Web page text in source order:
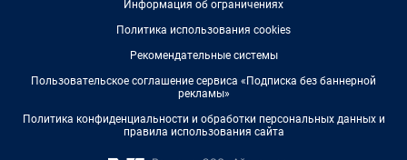
Информация об ограничениях
Политика использования cookies
Рекомендательные системы
Пользовательское соглашение сервиса «Подписка без баннерной
рекламы»
Политика конфиденциальности и обработки персональных данных и
правила использования сайта